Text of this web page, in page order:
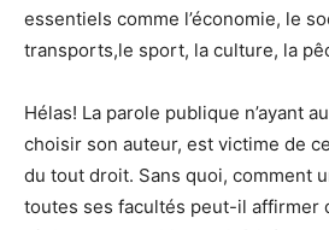
essentiels comme l’économie, le
transports,le sport, la culture, la
Hélas! La parole publique n’ayant
choisir son auteur, est victime de
du tout droit. Sans quoi, comment
toutes ses facultés peut-il affirmer